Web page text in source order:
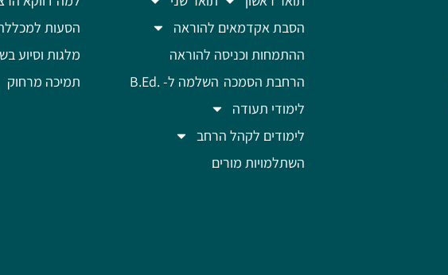
הסבת אקדמאים להוראה
ההתמחות וכניסה להוראה
הרחבת הסמכה השלמה ל- .B.Ed
לימודי תעודה
לימודים לקהל הרחב
השתלמויות מורים
הסעות
מלגות וסיוע
תמיכה מרחוק